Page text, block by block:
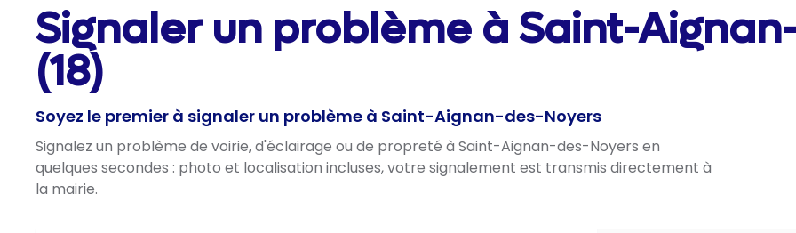
Signaler un problème à Saint-
(18)
Soyez le premier à signaler un problème à Saint-Aignan-des-Noyers
Signalez un problème de voirie, d'éclairage ou de propreté à Saint-Aignan-des-Noyers en
quelques secondes : photo et localisation incluses, votre signalement est transmis directement à
la mairie.